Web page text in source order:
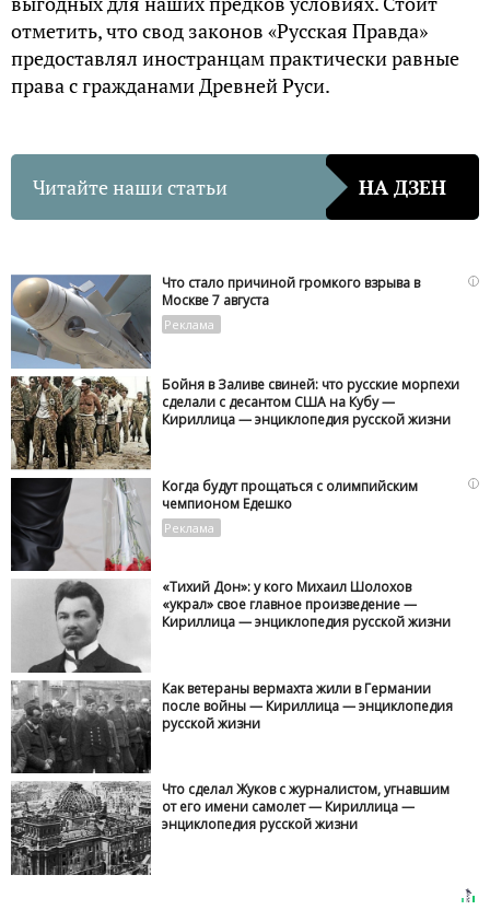
отметить, что свод законов «Русская Правда»
предоставлял иностранцам практически равные
права с гражданами Древней Руси.
Читайте наши статьи НА ДЗЕН
i
Что стало причиной громкого взрыва в
Москве 7 августа
Бойня в Заливе свиней: что русские морпехи
сделали с десантом США на Кубу —
Кириллица — энциклопедия русской жизни
i
Когда будут прощаться с олимпийским
чемпионом Едешко
«Тихий Дон»: у кого Михаил Шолохов
«украл» свое главное произведение —
Кириллица — энциклопедия русской жизни
Как ветераны вермахта жили в Германии
после войны — Кириллица — энциклопедия
русской жизни
Что сделал Жуков с журналистом, угнавшим
от его имени самолет — Кириллица —
энциклопедия русской жизни